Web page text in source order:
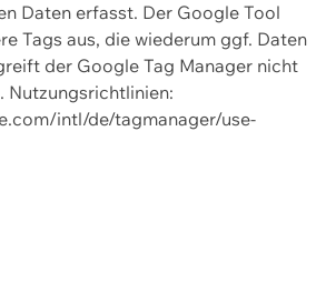
Daten erfasst. Der Google Tool
Tags aus, die wiederum ggf. Daten
der Google Tag Manager nicht
Nutzungsrichtlinien:
intl/de/tagmanager/use-